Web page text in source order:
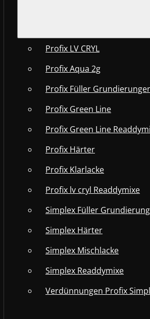
Profix LV CRYL
Profix Aqua 2g
Profix Füller
Profix Green Line
Profix Green Line
Profix Härter
Profix Klarlacke
Profix lv cryl Readdymixe
Simplex Füller
Simplex Härter
Simplex Mischlacke
Simplex Readdymixe
Verdünnungen Profix